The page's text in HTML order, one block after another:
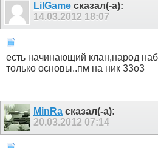
LilGame сказал(-а):
14.03.2012 18:07
есть начинающий клан,народ
только основы..пм на ник 33о3
MinRa сказал(-а):
20.03.2012 07:14